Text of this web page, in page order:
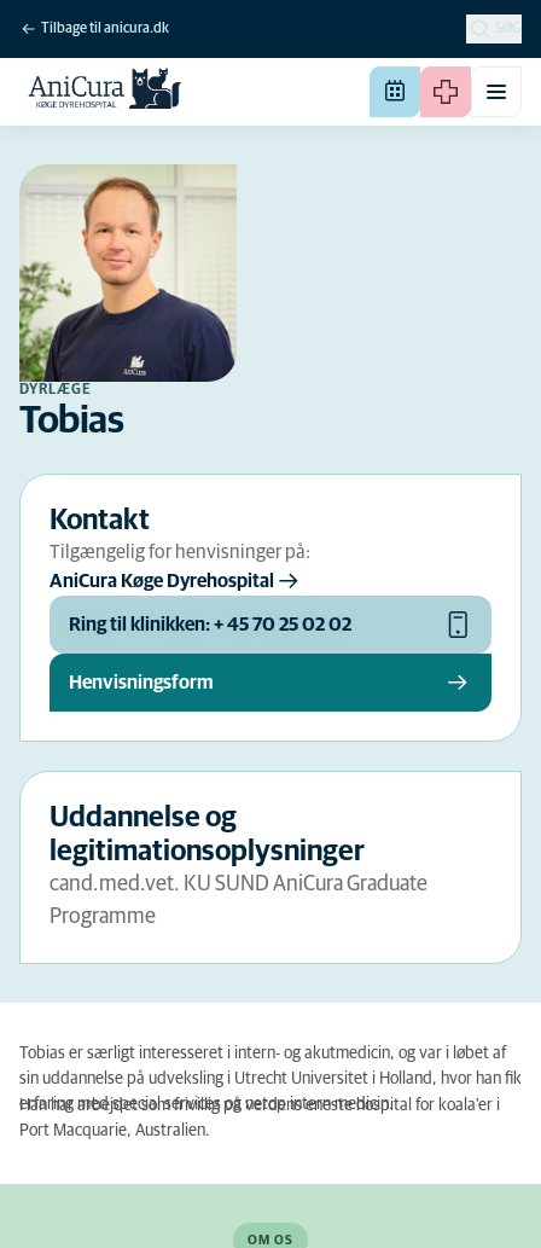
Tilbage til anicura.dk SØG
DYRLÆGE
Tobias
Kontakt
Tilgængelig for henvisninger på:
AniCura Køge Dyrehospital
Ring til klinikken: + 45 70 25 02 02
Henvisningsform
Uddannelse og
legitimationsoplysninger
cand.med.vet. KU SUND AniCura Graduate
Programme
Tobias er særligt interesseret i intern- og akutmedicin, og var i løbet af
sin uddannelse på udveksling i Utrecht Universitet i Holland, hvor han fik
erfaring med special services og netop intern medicin.
Han har arbejdet som frivillig på verdens eneste hospital for koala'er i
Port Macquarie, Australien.
OM OS